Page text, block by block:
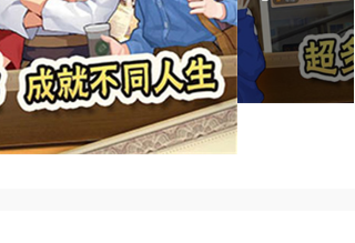
且最终代智商、想象力均达80+，体魄等其
成绩单折痕、深夜温牛奶等细节，引发玩